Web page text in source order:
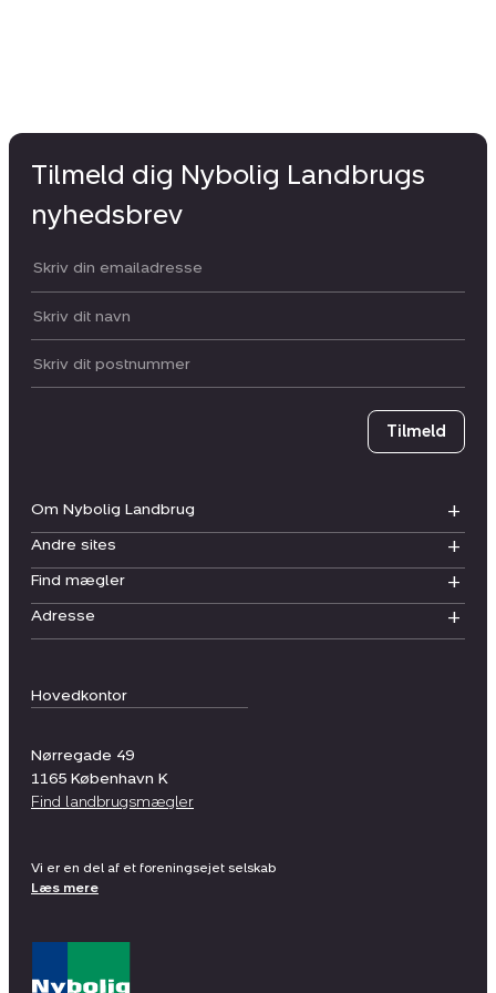
Hovedkontor
Nørregade 49
1165 København K
Find landbrugsmægler
Om Nybolig Landbrug
Andre sites
Find mægler
Adresse
Tilmeld dig Nybolig Landbrugs
nyhedsbrev
Din email:
Dit navn:
Postnummer
Tilmeld
Vi er en del af et foreningsejet selskab
Læs mere